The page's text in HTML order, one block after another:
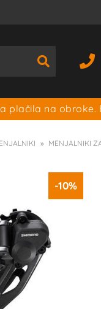
plačila na obroke.
MENJALNIKI
-10%